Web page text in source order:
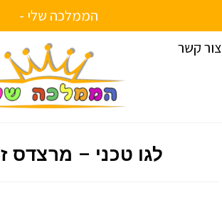
הממלכה שלי -
צור קשר
לגו טכני – מרצדס